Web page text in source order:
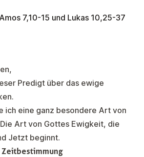
7,10-15 und Lukas 10,25-37
Predigt über das ewige
ich eine ganz besondere Art von
Art von Gottes Ewigkeit, die
Jetzt beginnt.